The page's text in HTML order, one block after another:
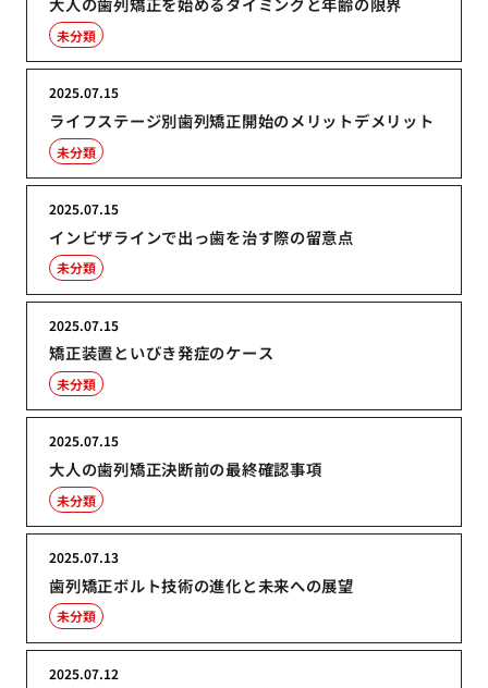
未分類
ライフステージ別歯列矯正開始のメリットデメリット
2025.07.15
未分類
インビザラインで出っ歯を治す際の留意点
2025.07.15
未分類
矯正装置といびき発症のケース
2025.07.15
未分類
大人の歯列矯正決断前の最終確認事項
2025.07.15
未分類
歯列矯正ボルト技術の進化と未来への展望
2025.07.13
未分類
2025.07.12